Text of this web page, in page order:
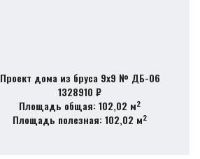
Проект дома из бруса 9х9 № ДБ-06
1328910 ₽
Площадь общая: 102,02 м2
Площадь полезная: 102,02 м2